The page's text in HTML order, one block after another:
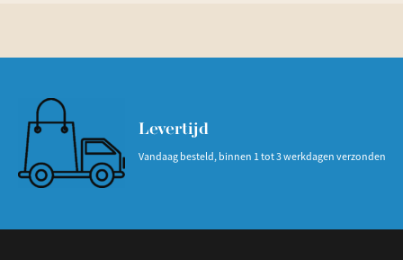
Levertijd
Vandaag besteld, binnen 1 tot 3 werkdagen verzonden